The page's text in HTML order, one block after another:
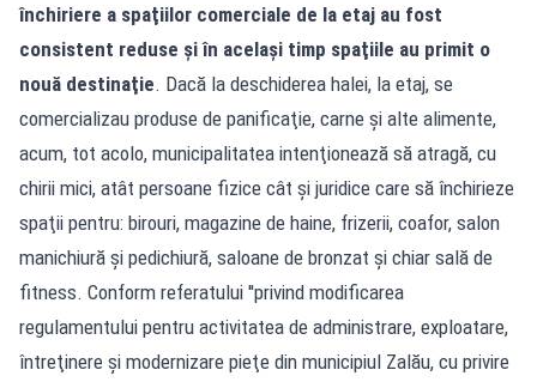
închiriere a spaţiilor comerciale de la etaj au fost
consistent reduse şi în acelaşi timp spaţiile au primit o
nouă destinaţie. Dacă la deschiderea halei, la etaj, se
comercializau produse de panificaţie, carne şi alte alimente,
acum, tot acolo, municipalitatea intenţionează să atragă, cu
chirii mici, atât persoane fizice cât şi juridice care să închirieze
spaţii pentru: birouri, magazine de haine, frizerii, coafor, salon
manichiură şi pedichiură, saloane de bronzat şi chiar sală de
fitness. Conform referatului ''privind modificarea
regulamentului pentru activitatea de administrare, exploatare,
întreţinere şi modernizare pieţe din municipiul Zalău, cu privire